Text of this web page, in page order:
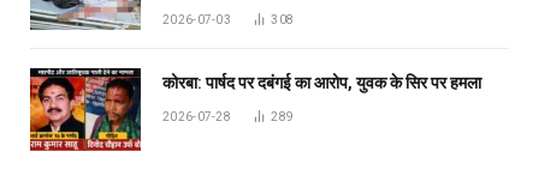
2026-07-03 308
कोरबा: पार्षद पर दबंगई का आरोप, युवक के सिर पर हमला
2026-07-28 289